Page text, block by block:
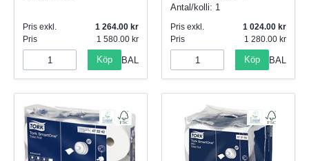
Pris exkl.
1 264.00
Pris
1 580.00
Köp BAL
Antal/kolli: 1
Pris exkl.
1 024.00
Pris
1 280.00
Köp BAL